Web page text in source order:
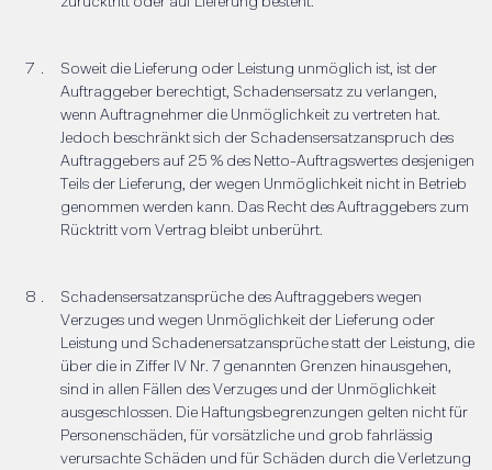
Soweit die Lieferung oder Leistung unmöglich ist, ist der
Auftraggeber berechtigt, Schadensersatz zu verlangen,
wenn Auftragnehmer die Unmöglichkeit zu vertreten hat.
Jedoch beschränkt sich der Schadensersatzanspruch des
Auftraggebers auf 25 % des Netto-Auftragswertes desjenigen
Teils der Lieferung, der wegen Unmöglichkeit nicht in Betrieb
genommen werden kann. Das Recht des Auftraggebers zum
Rücktritt vom Vertrag bleibt unberührt.
Schadensersatzansprüche des Auftraggebers wegen
Verzuges und wegen Unmöglichkeit der Lieferung oder
Leistung und Schadenersatzansprüche statt der Leistung, die
über die in Ziffer IV Nr. 7 genannten Grenzen hinausgehen,
sind in allen Fällen des Verzuges und der Unmöglichkeit
ausgeschlossen. Die Haftungsbegrenzungen gelten nicht für
Personenschäden, für vorsätzliche und grob fahrlässig
verursachte Schäden und für Schäden durch die Verletzung